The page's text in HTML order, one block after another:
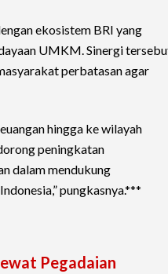
ekosistem BRI yang
UMKM. Sinergi
perbatasan agar
hingga ke wilayah
peningkatan
dalam mendukung
pungkasnya.***
Pegadaian